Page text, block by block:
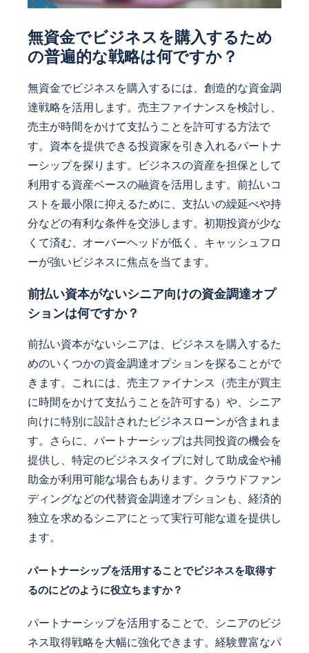
無資金でビジネスを購入するため
の普遍的な戦略は何ですか？
無資金でビジネスを購入するには、創造的な資金調
達戦略を活用します。売主ファイナンスを検討し、
売主が時間をかけて支払うことを許可する方法で
す。資本を提供できる投資家を引き入れるパートナ
ーシップを探ります。ビジネスの資産を担保として
利用する資産ベースの融資を活用します。前払いコ
ストを最小限に抑えるために、支払いの繰延べや持
分などの有利な条件を交渉します。初期投資が少な
くて済む、オーバーヘッドが低く、キャッシュフロ
ーが強いビジネスに焦点を当てます。
前払い資本がないシニア向けの資金調達オプ
ションは何ですか？
前払い資本がないシニアは、ビジネスを購入するた
めのいくつかの資金調達オプションを探ることがで
きます。これには、売主ファイナンス（売主が買主
に時間をかけて支払うことを許可する）や、シニア
向けに特別に設計されたビジネスローンが含まれま
す。さらに、パートナーシップは共同投資の機会を
提供し、特定のビジネスタイプに対して助成金や補
助金が利用可能な場合もあります。クラウドファン
ディングなどの代替資金調達オプションも、経済的
独立を求めるシニアにとって実行可能な道を提供し
ます。
パートナーシップを活用することでビジネスを取得す
るのにどのように役立ちますか？
パートナーシップを活用することで、シニアのビジ
ネス取得戦略を大幅に強化できます。経験豊富なパ